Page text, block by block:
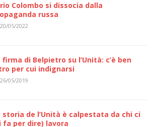
Colombo si dissocia dalla
russa
20/05/2022
firma di Belpietro su l’Unità: c’è ben
per cui indignarsi
26/05/2019
storia de l’Unità è calpestata da chi ci
fa per dire) lavora